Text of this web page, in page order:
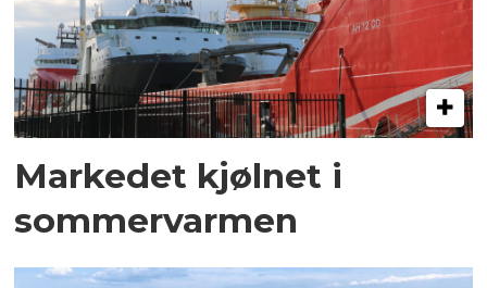
Markedet kjølnet i
sommervarmen